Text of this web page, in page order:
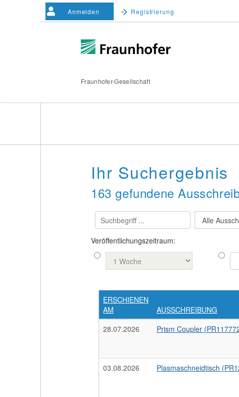
Fraunhofer-Gesellschaft
Anmelden Registrierung
Ihr Suchergebnis
163 gefundene
Veröffentlichungszeitraum:
ERSCHIENEN
AM
AUSSCHREIBUNG
28.07.2026
Prism Coupler
03.08.2026 Plasmaschneidtisch